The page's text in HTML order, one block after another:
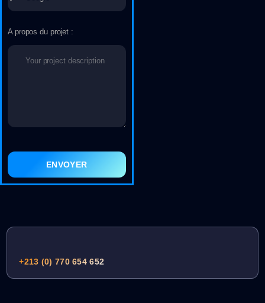
A propos du projet :
ENVOYER
+213 (0) 770 654 652